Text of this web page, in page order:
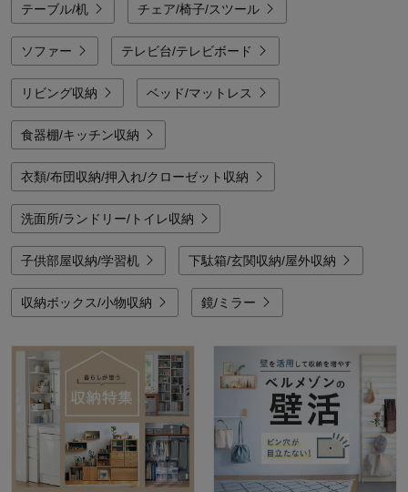
テーブル/机 チェア/椅子/スツール
ソファー テレビ台/テレビボード
リビング収納 ベッド/マットレス
食器棚/キッチン収納
衣類/布団収納/押入れ/クローゼット収納
洗面所/ランドリー/トイレ収納
子供部屋収納/学習机 下駄箱/玄関収納/屋外収納
収納ボックス/小物収納 鏡/ミラー